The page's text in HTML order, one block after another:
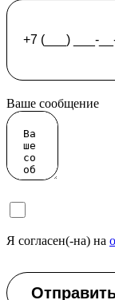
Ваше сообщение
Я согласен(-на) на